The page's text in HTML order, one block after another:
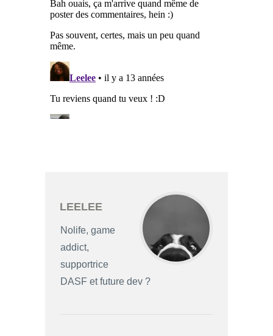
LEELEE
Nolife, game
addict,
supportrice
DASF et future dev ?